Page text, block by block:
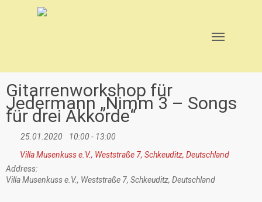
Gitarrenworkshop für
Jedermann „Nimm 3 – Songs
für drei Akkorde“
25.01.2020
10:00 - 13:00
Villa Musenkuss e.V., Weststraße 7, Schkeuditz, Deutschland
Address:
Villa Musenkuss e.V., Weststraße 7, Schkeuditz, Deutschland